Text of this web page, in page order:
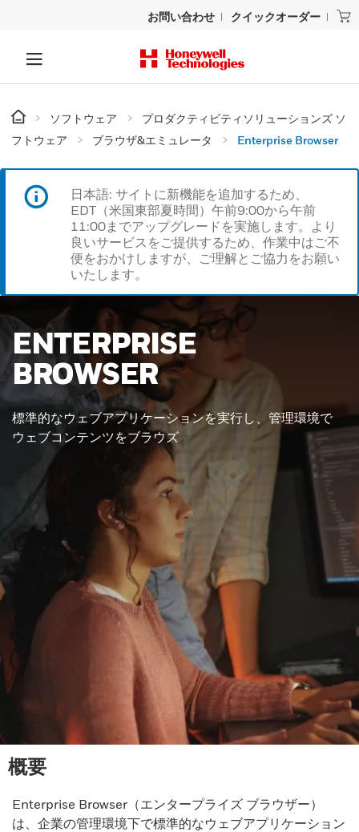
お問い合わせ クイックオーダー
ソフトウェア
プロダクティビティソリューションズ ソ
フトウェア
ブラウザ&エミュレータ Enterprise Browser
日本語: サイトに新機能を追加するため、
EDT（米国東部夏時間）午前9:00から午前
11:00までアップグレードを実施します。より
良いサービスをご提供するため、作業中はご不
便をおかけしますが、ご理解とご協力をお願い
いたします。
ENTERPRISE
BROWSER
標準的なウェブアプリケーションを実行し、管理環境で
ウェブコンテンツをブラウズ
概要
Enterprise Browser（エンタープライズ ブラウザー）
は、企業の管理環境下で標準的なウェブアプリケーション